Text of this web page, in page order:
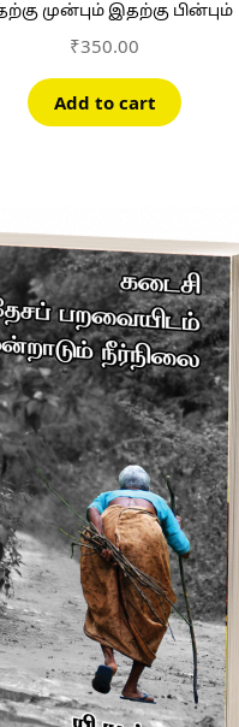
முன்பும் இதற்கு பின்பும்
₹350.00
Add to cart